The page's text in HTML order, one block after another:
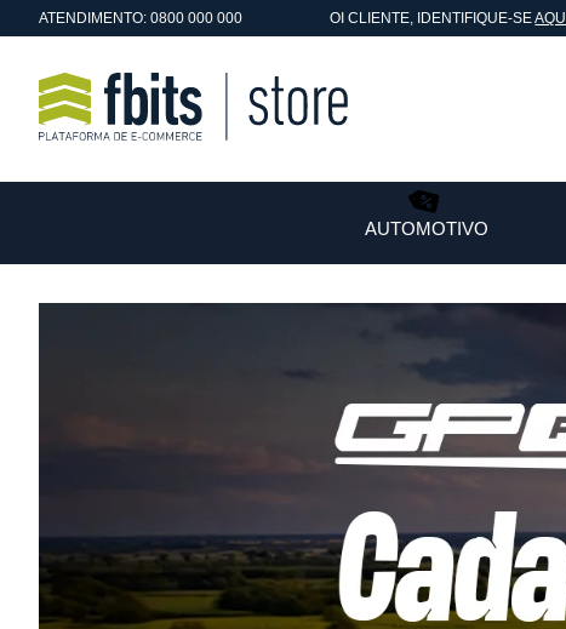
ATENDIMENTO: 0800 000 000 OICLIENTE, IDENTIFIQUE-SEAQUI
AUTOMOTIVO